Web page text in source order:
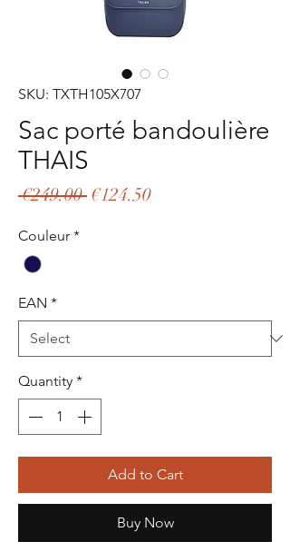
SKU: TXTH105X707
Sac porté bandoulière
THAIS
€249.00 Regular
€124.50Sale
Couleur *
EAN *
Quantity *
Add to Cart
Buy Now